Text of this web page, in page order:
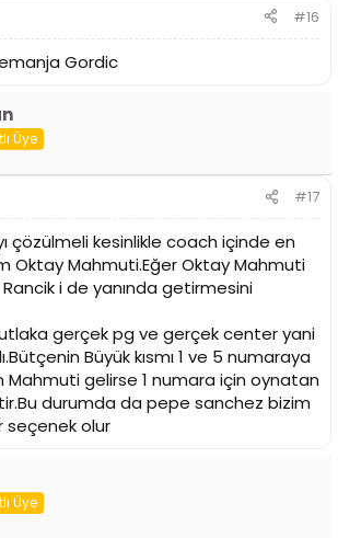
#16
Gordic
Üye
#17
çözülmeli kesinlikle coach içinde en
Oktay Mahmuti.Eğer Oktay Mahmuti
i de yanında getirmesini
gerçek pg ve gerçek center yani
Büyük kısmı 1 ve 5 numaraya
Mahmuti gelirse 1 numara için oynatan
durumda da pepe sanchez bizim
seçenek olur
Üye